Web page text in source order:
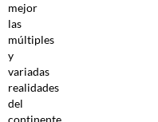
mejor
las
múltiples
y
variadas
realidades
del